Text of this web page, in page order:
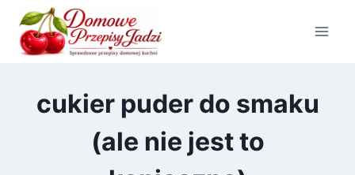
Przejdź
treści
cukier puder do smaku
(ale nie jest to